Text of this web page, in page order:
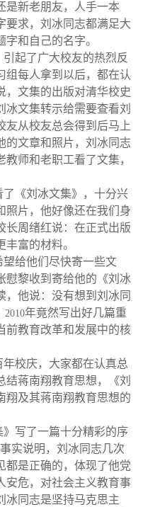
是新老朋友，人手一本
要求，刘冰同志都满足大
和自己的名字。
引起了广大校友的热烈反
组每人拿到以后，都在认
，文集的出版对清华校史
冰文集转示给需要查看刘
友从校友总会得到后马上
文章和照片，刘冰同志
师和老职工看了文集，
《刘冰文集》，十分兴
照片，他好像还在我们身
长周绪红说：在正式出版
富的材料。
给他们尽快寄一些文
慰黎收到寄给他的《刘冰
，他说：没有想到刘冰同
2010年竟然写出好几篇重
前教育改革和发展中的核
校庆，大家都在认真总
结蒋南翔教育思想，《刘
翔及其蒋南翔教育思想的
写了一篇十分精彩的序
实说明，刘冰同志几次
都是正确的，体现了他党
安危，对社会主义教育事
冰同志是坚持马克思主